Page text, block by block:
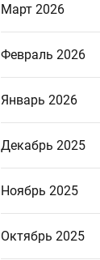
Март 2026
Февраль 2026
Январь 2026
Декабрь 2025
Ноябрь 2025
Октябрь 2025